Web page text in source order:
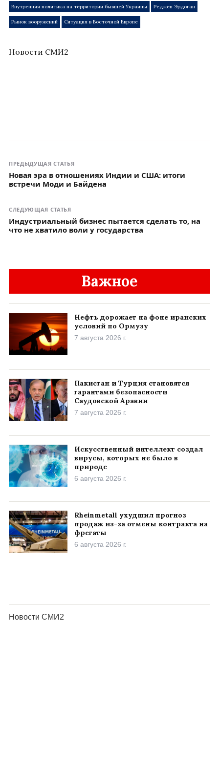
Внутренняя политика на территории бывшей Украины Реджеп Эрдоган
Рынок вооружений Ситуация в Восточной Европе
Новости СМИ2
ПРЕДЫДУЩАЯ СТАТЬЯ
Новая эра в отношениях Индии и США: итоги
встречи Моди и Байдена
СЛЕДУЮЩАЯ СТАТЬЯ
Индустриальный бизнес пытается сделать то, на
что не хватило воли у государства
Важное
Нефть дорожает на фоне иранских
условий по Ормузу
7 августа 2026 г.
Пакистан и Турция становятся
гарантами безопасности
Саудовской Аравии
7 августа 2026 г.
Искусственный интеллект создал
вирусы, которых не было в
природе
6 августа 2026 г.
Rheinmetall ухудшил прогноз
продаж из-за отмены контракта на
фрегаты
6 августа 2026 г.